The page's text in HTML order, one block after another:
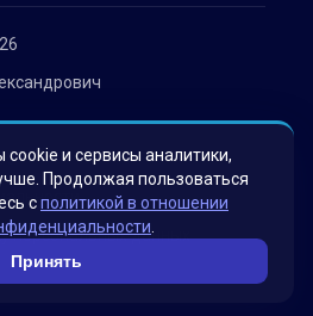
персональных данных
и сервисы аналитики,
Продолжая пользоваться
сполитикой в отношении
Принять